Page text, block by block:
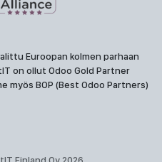
Euroopan kolmen parhaan
on ollut Odoo Gold Partner
myös BOP (Best Odoo Partners)
Finland Oy 2026